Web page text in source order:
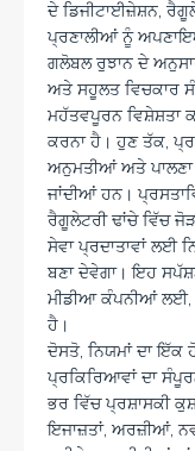
ਦੇ ਡਿਜੀਟਾਈਜ਼ੇਸ਼ਨ,
ਪ੍ਰਣਾਲੀਆਂ ਨੂੰ
ਗਲੋਬਲ ਰੁਝਾਨ ਦੇ
ਅਤੇ ਸਹੂਲਤ ਵਿਚਕਾਰ
ਮਹੱਤਵਪੂਰਨ ਵਿਸ਼ੇਸ਼ਤਾ
ਕਰਨਾ ਹੈ। ਹੁਣ ਤੱਕ,
ਅਨੁਮਤੀਆਂ ਅਤੇ
ਜਾਂਦੀਆਂ ਹਨ।
ਰੈਗੂਲੇਟਰੀ ਢਾਂਚੇ ਵਿੱਚ
ਸੇਵਾ ਪ੍ਰਦਾਤਾਵਾਂ ਲਈ
ਬਣਾ ਦੇਵੇਗਾ। ਇਹ
ਮੀਡੀਆ ਕੰਪਨੀਆਂ ਲਈ,
ਹੈ।
ਦੋਸਤੋ, ਨਿਯਮਾਂ ਦਾ ਇੱਕ
ਪ੍ਰਕਿਰਿਆਵਾਂ ਦਾ
ਭਰ ਵਿੱਚ ਪ੍ਰਸ਼ਾਸਕੀ
ਇਜਾਜ਼ਤਾਂ, ਅਰਜ਼ੀਆਂ,